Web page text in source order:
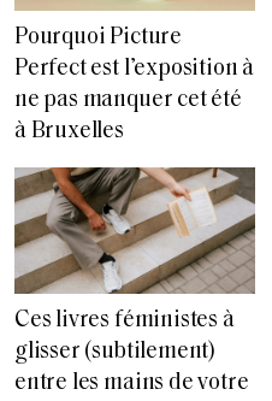
Pourquoi Picture
Perfect est l’exposition à
ne pas manquer cet été
à Bruxelles
Ces livres féministes à
glisser (subtilement)
entre les mains de votre